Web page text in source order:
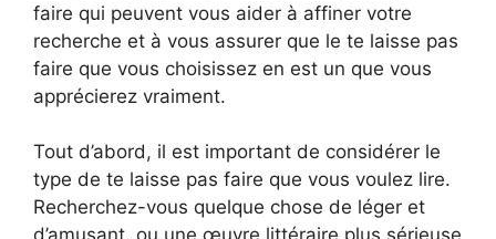
faire qui peuvent vous aider à affiner votre
recherche et à vous assurer que le te laisse pas
faire que vous choisissez en est un que vous
apprécierez vraiment.
Tout d’abord, il est important de considérer le
type de te laisse pas faire que vous voulez lire.
Recherchez-vous quelque chose de léger et
d’amusant, ou une œuvre littéraire plus sérieuse